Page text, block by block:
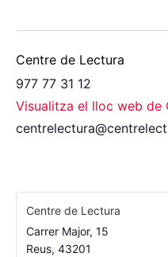
Centre de Lectura
977 77 31 12
Visualitza el lloc web de
Centre de Lectura
Carrer Major, 15
Reus, 43201